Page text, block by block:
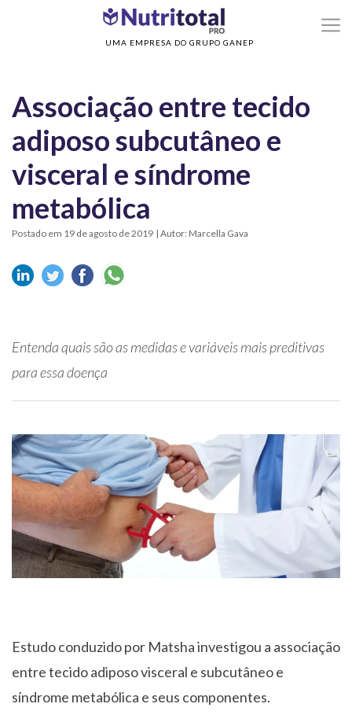
UMA EMPRESA DO GRUPO GANEP
Sem categoria> Associação entre tecido adiposo subcutâneo e visceral
Associação entre tecido
adiposo subcutâneo e
visceral e síndrome
metabólica
Postado em 19 de agosto de 2019 | Autor: Marcella Gava
Entenda quais são as medidas e variáveis mais preditivas
para essa doença
Estudo conduzido por Matsha investigou a associação
entre tecido adiposo visceral e subcutâneo e
síndrome metabólica e seus componentes.